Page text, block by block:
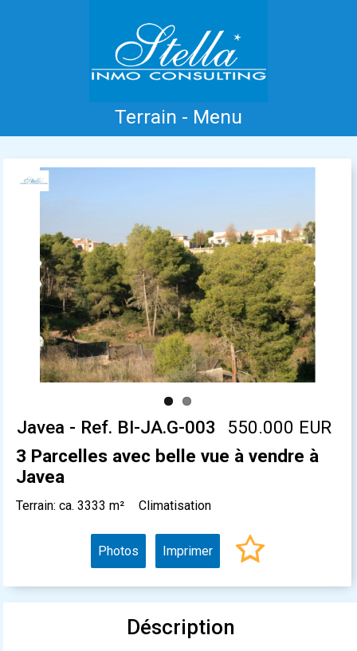
Terrain - Menu
Accueil Costa Blanca Vente Location
Nouvelle Construction
Previous Next
Javea - Ref. BI-JA.G-003
550.000 EUR
3 Parcelles avec belle vue à vendre à
Javea
Terrain: ca. 3333 m² Climatisation
Photos Imprimer
Déscription